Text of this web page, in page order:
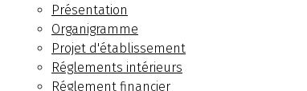
Présentation
Organigramme
Projet d'établissement
Réglements intérieurs
Réglement financier